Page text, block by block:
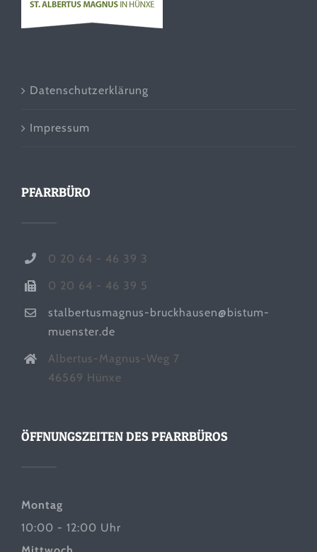
Datenschutzerklärung
Impressum
PFARRBÜRO
0 20 64 - 46 39 3
0 20 64 - 46 39 5
stalbertusmagnus-bruckhausen@bistum-
muenster.de
Albertus-Magnus-Weg 7
46569 Hünxe
ÖFFNUNGSZEITEN DES PFARRBÜROS
Montag
10:00 - 12:00 Uhr